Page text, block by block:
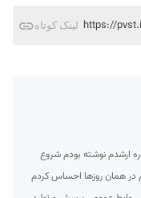
لینک کوتاه https://
ارشدم نوشته بودم شروع
بودم در همان روزها احساس کردم